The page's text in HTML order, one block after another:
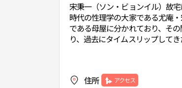
宋秉一（ソン・ビョンイル）故
時代の性理学の大家である尤庵
である母屋に分かれており、そ
り、過去にタイムスリップしてき
住所 アクセス